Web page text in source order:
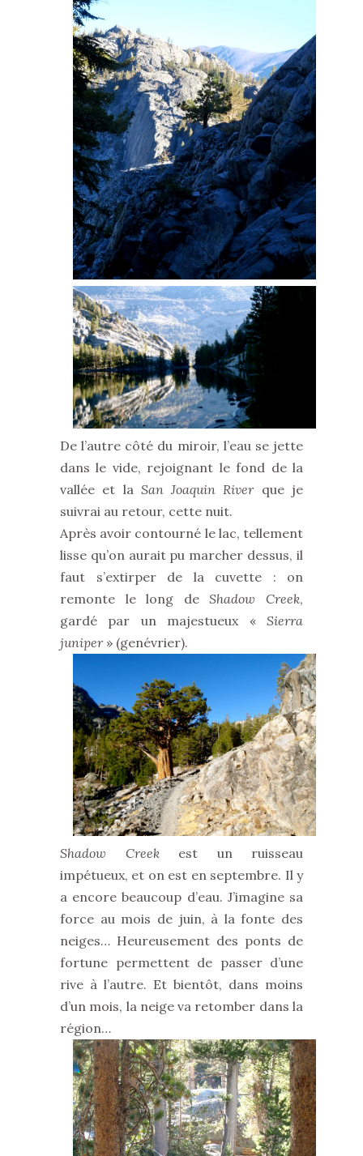
De l’autre côté du miroir, l’eau se jette
dans le vide, rejoignant le fond de la
vallée et la San Joaquin Riverque je
suivrai au retour, cette nuit.
Après avoir contourné le lac, tellement
lisse qu’on aurait pu marcher dessus, il
faut s’extirper de la cuvette : on
remonte le long deShadow Creek,
gardé par un majestueux « Sierra
juniper» (genévrier).
Shadow Creekest un ruisseau
impétueux, et on est en septembre. Il y
a encore beaucoup d’eau. J’imagine sa
force au mois de juin, à la fonte des
neiges… Heureusement des ponts de
fortune permettent de passer d’une
rive à l’autre. Et bientôt, dans moins
d’un mois, la neige va retomber dans la
région…